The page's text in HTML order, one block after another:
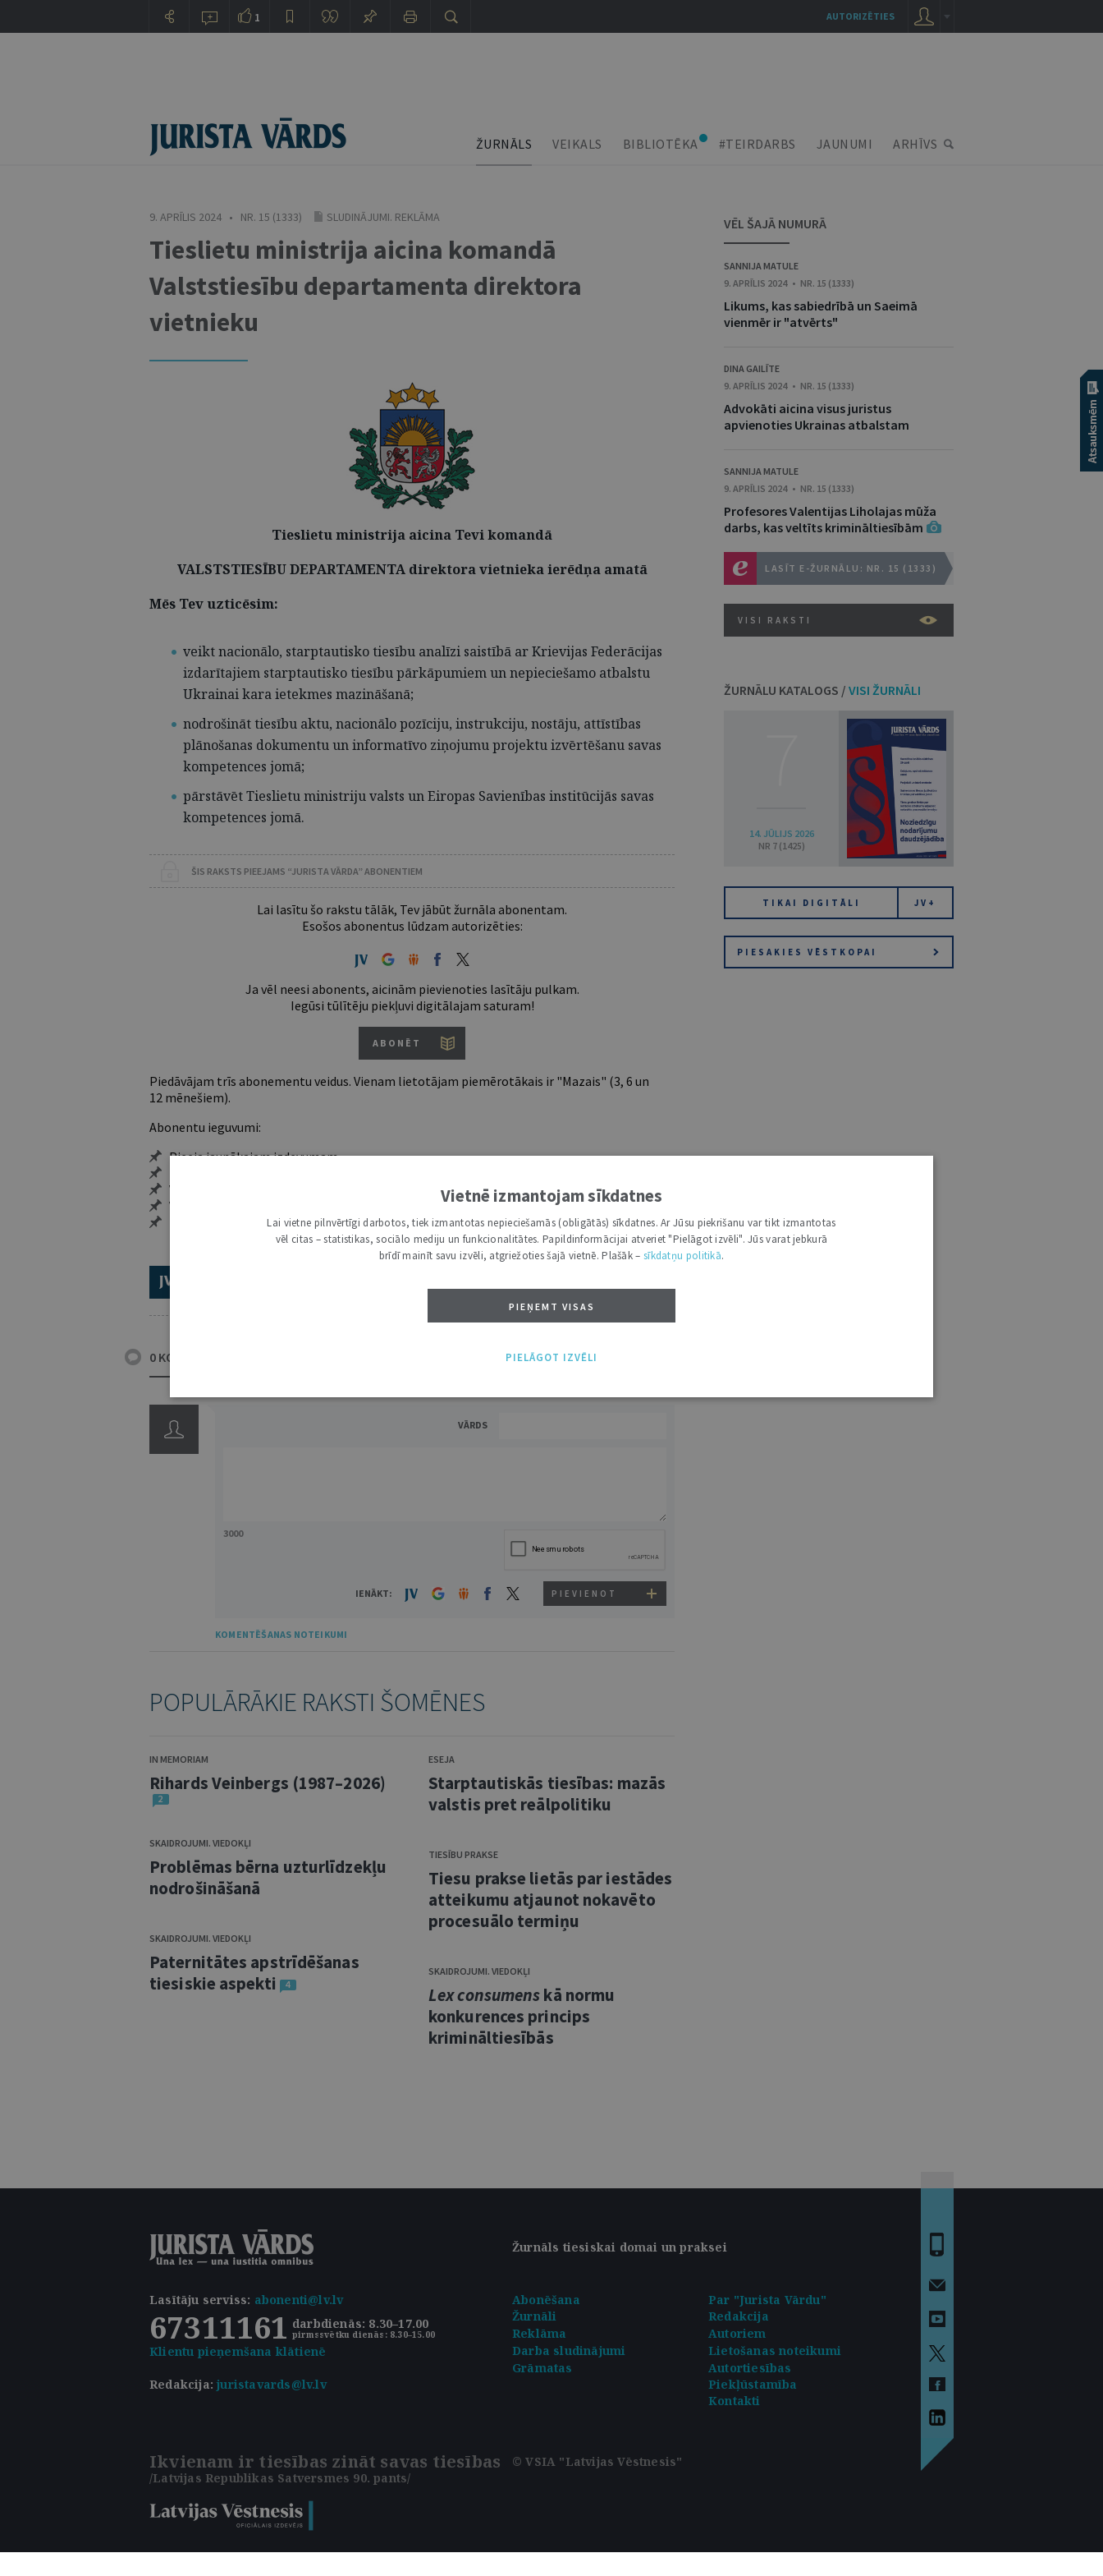
ŽURNĀLS VEIKALS BIBLIOTĒKA #TEIRDARBS JAUNUMI ARHĪVS
9. APRĪLIS 2024 • NR. 15 (1333) SLUDINĀJUMI. REKLĀMA
Tieslietu ministrija aicina komandā
Valststiesību departamenta direktora
vietnieku
Tieslietu ministrija aicina Tevi komandā
VALSTSTIESĪBU DEPARTAMENTA direktora vietnieka ierēdņa amatā
Mēs Tev uzticēsim:
veikt nacionālo, starptautisko tiesību analīzi saistībā ar Krievijas Federācijas
izdarītajiem starptautisko tiesību pārkāpumiem un nepieciešamo atbalstu
Ukrainai kara ietekmes mazināšanā;
nodrošināt tiesību aktu, nacionālo pozīciju, instrukciju, nostāju, attīstības
plānošanas dokumentu un informatīvo ziņojumu projektu izvērtēšanu savas
kompetences jomā;
pārstāvēt Tieslietu ministriju valsts un Eiropas Savienības institūcijās savas
kompetences jomā.
ŠIS RAKSTS PIEEJAMS “JURISTA VĀRDA” ABONENTIEM
Lai lasītu šo rakstu tālāk, Tev jābūt žurnāla abonentam.
Esošos abonentus lūdzam autorizēties:
Ja vēl neesi abonents, aicinām pievienoties lasītāju pulkam.
Iegūsi tūlītēju piekļuvi digitālajam saturam!
ABONĒT
Piedāvājam trīs abonementu veidus. Vienam lietotājam piemērotākais ir "Mazais" (3, 6 un
12 mēnešiem).
Abonentu ieguvumi:
Pieeja jaunākajam izdevumam
Vairāk nekā 18 000 rakstu un 2000 autoru
Visi tematiskie numuri un ikgadējie grāmatžurnāli
Personalizētās iespējas – piezīmes, citāti, mapes
0 KOMENTĀRI
VĀRDS
3000
IENĀKT: PIEVIENOT
KOMENTĒŠANAS NOTEIKUMI
POPULĀRĀKIE RAKSTI ŠOMĒNES
IN MEMORIAM
Rihards Veinbergs (1987–2026)
2
SKAIDROJUMI. VIEDOKĻI
Problēmas bērna uzturlīdzekļu
nodrošināšanā
SKAIDROJUMI. VIEDOKĻI
Paternitātes apstrīdēšanas
tiesiskie aspekti
4
ESEJA
Starptautiskās tiesības: mazās
valstis pret reālpolitiku
TIESĪBU PRAKSE
Tiesu prakse lietās par iestādes
atteikumu atjaunot nokavēto
procesuālo termiņu
SKAIDROJUMI. VIEDOKĻI
Lex consumenskā normu
konkurences princips
krimināltiesībās
VĒL ŠAJĀ NUMURĀ
SANNIJA MATULE
9. APRĪLIS 2024 • NR. 15 (1333)
Likums, kas sabiedrībā un Saeimā
vienmēr ir "atvērts"
DINA GAILĪTE
9. APRĪLIS 2024 • NR. 15 (1333)
Advokāti aicina visus juristus
apvienoties Ukrainas atbalstam
SANNIJA MATULE
9. APRĪLIS 2024 • NR. 15 (1333)
Profesores Valentijas Liholajas mūža
darbs, kas veltīts krimināltiesībām
LASĪT E-ŽURNĀLU: NR. 15 (1333)
VISI RAKSTI
ŽURNĀLU KATALOGS / VISI ŽURNĀLI
14. JŪLIJS 2026
NR 7 (1425)
TIKAI DIGITĀLI JV+
PIESAKIES VĒSTKOPAI
Žurnāls tiesiskai domai un praksei
Lasītāju serviss: abonenti@lv.lv
67311161 darbdienās: 8.30–17.00
pirmssvētku dienās: 8.30–15.00
Klientu pieņemšana klātienē
Abonēšana
Par "Jurista Vārdu"
Žurnāli
Redakcija
Reklāma
Autoriem
Darba sludinājumi
Lietošanas noteikumi
Redakcija:juristavards@lv.lv
Grāmatas
Autortiesības
Piekļūstamība
Kontakti
Ikvienam ir tiesības zināt savas tiesības
/Latvijas Republikas Satversmes 90. pants/
© VSIA "Latvijas Vēstnesis"
1 AUTORIZĒTIES
Vietnē izmantojam sīkdatnes
Lai vietne pilnvērtīgi darbotos, tiek izmantotas nepieciešamās (obligātās) sīkdatnes. Ar Jūsu piekrišanu var tikt izmantotas
vēl citas – statistikas, sociālo mediju un funkcionalitātes. Papildinformācijai atveriet "Pielāgot izvēli". Jūs varat jebkurā
brīdī mainīt savu izvēli, atgriežoties šajā vietnē. Plašāk – sīkdatņu politikā.
PIEŅEMT VISAS
PIELĀGOT IZVĒLI